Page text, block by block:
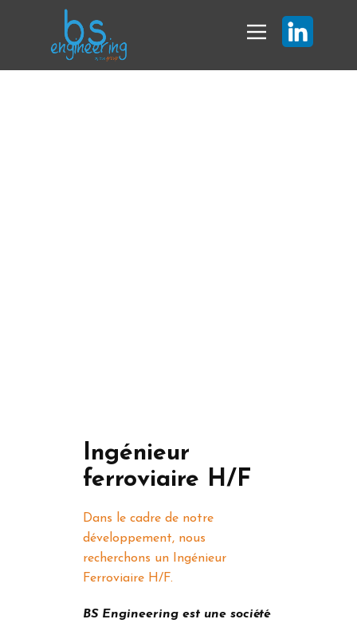
Ingénieur
ferroviaire H/F
Dans le cadre de notre
développement, nous
recherchons un Ingénieur
Ferroviaire H/F.
BS Engineering est une société